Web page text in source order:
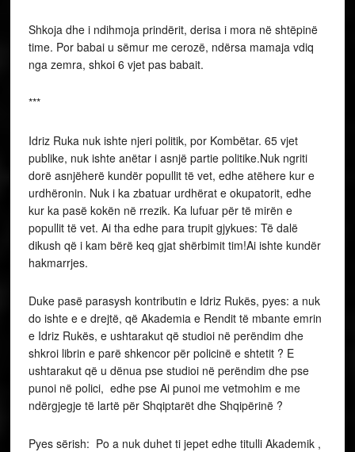
Shkoja dhe i ndihmoja prindërit, derisa i mora në shtëpinë
time. Por babai u sëmur me cerozë, ndërsa mamaja vdiq
nga zemra, shkoi 6 vjet pas babait.
***
Idriz Ruka nuk ishte njeri politik, por Kombëtar. 65 vjet
publike, nuk ishte anëtar i asnjë partie politike.Nuk ngriti
dorë asnjëherë kundër popullit të vet, edhe atëhere kur e
urdhëronin. Nuk i ka zbatuar urdhërat e okupatorit, edhe
kur ka pasë kokën në rrezik. Ka lufuar për të mirën e
popullit të vet. Ai tha edhe para trupit gjykues: Të dalë
dikush që i kam bërë keq gjat shërbimit tim!Ai ishte kundër
hakmarrjes.
Duke pasë parasysh kontributin e Idriz Rukës, pyes: a nuk
do ishte e e drejtë, që Akademia e Rendit të mbante emrin
e Idriz Rukës, e ushtarakut që studioi në perëndim dhe
shkroi librin e parë shkencor për policinë e shtetit ? E
ushtarakut që u dënua pse studioi në perëndim dhe pse
punoi në polici, edhe pse Ai punoi me vetmohim e me
ndërgjegje të lartë për Shqiptarët dhe Shqipërinë ?
Pyes sërish: Po a nuk duhet ti jepet edhe titulli Akademik ,